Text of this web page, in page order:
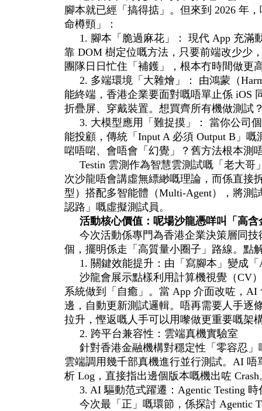
腳本就已經「搞得掂」。但來到 2026 年
命樽頸」：
1. 腳本「脆過麻花」： 現代 App 充滿
靠 DOM 樹定位嘅方法，只要前端改少少
團隊日日忙住「補鑊」，根本冇時間做更
2. 多端環境「大雜燴」： 由鴻蒙（
能終端，香港企業要面對嘅唔單止係 iOS
折疊屏、穿戴裝置。想買齊所有機做測試
3. 大模型應用「難捉摸」： 當你公司
能投顧，傳統「Input A 必須 Output B」
啱唔啱、會唔會「幻覺」？舊方法根本測
Testin 雲測作為智慧雲測試嘅「老大哥
次沙龍唔會講虛無縹緲嘅理論，而係直接
型）搭配多智能體（Multi-Agent），將測
認路」嘅虛擬測試員。
活動核心價值：呢場沙龍憑咩叫「高含
今次活動係專門為香港企業決策層同
個，擺明係走「高質量小圈子」路線。點
1. 關鍵效能提升：由「寫腳本」變成
沙龍會展示點樣利用計算機視覺（CV
系統做到「自癒」。當 App 介面改咗，
邊，自動更新測試邏輯。唔再需要人手逐
拉升，慳返嘅人手可以用嚟做更重要嘅架
2. 跨平台兼容性：雲端真機實驗室
針對香港金融機構對穩定性「零容忍」
雲端調用幾千部真機進行並行測試。AI
析 Log，直接指出邊個版本嘅機出咗 Crash
3. AI 驅動范式躍遷：Agentic Testing 時
今次最「正」嘅環節，係探討 Agentic